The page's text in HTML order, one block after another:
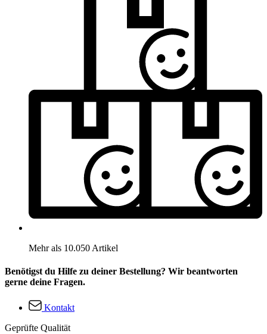
Mehr als 10.050 Artikel
Benötigst du Hilfe zu deiner Bestellung? Wir beantworten
gerne deine Fragen.
Kontakt
Geprüfte Qualität